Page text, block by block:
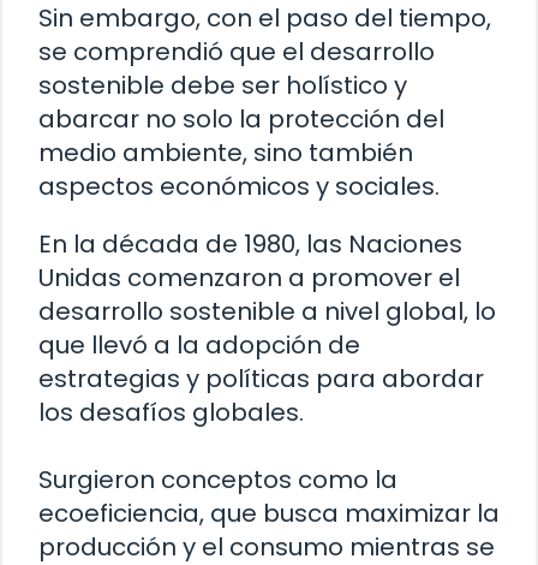
Sin embargo, con el paso del tiempo,
se comprendió que el desarrollo
sostenible debe ser holístico y
abarcar no solo la protección del
medio ambiente, sino también
aspectos económicos y sociales.
En la década de 1980, las Naciones
Unidas comenzaron a promover el
desarrollo sostenible a nivel global, lo
que llevó a la adopción de
estrategias y políticas para abordar
los desafíos globales.
Surgieron conceptos como la
ecoeficiencia, que busca maximizar la
producción y el consumo mientras se